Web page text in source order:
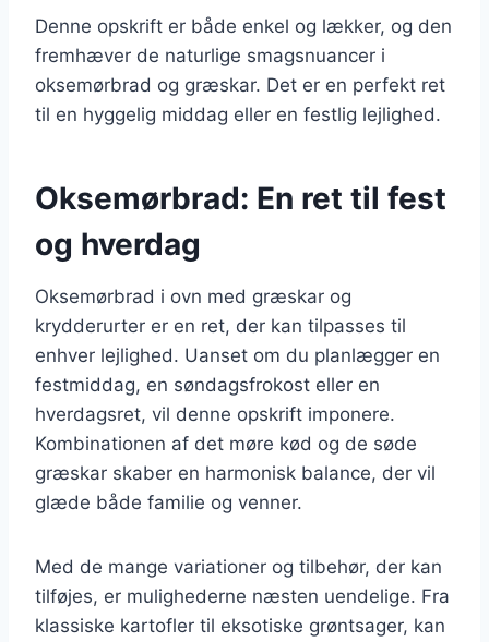
Denne opskrift er både enkel og lækker, og den
fremhæver de naturlige smagsnuancer i
oksemørbrad og græskar. Det er en perfekt ret
til en hyggelig middag eller en festlig lejlighed.
Oksemørbrad: En ret til fest
og hverdag
Oksemørbrad i ovn med græskar og
krydderurter er en ret, der kan tilpasses til
enhver lejlighed. Uanset om du planlægger en
festmiddag, en søndagsfrokost eller en
hverdagsret, vil denne opskrift imponere.
Kombinationen af det møre kød og de søde
græskar skaber en harmonisk balance, der vil
glæde både familie og venner.
Med de mange variationer og tilbehør, der kan
tilføjes, er mulighederne næsten uendelige. Fra
klassiske kartofler til eksotiske grøntsager, kan